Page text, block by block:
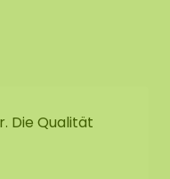
Die Qualität